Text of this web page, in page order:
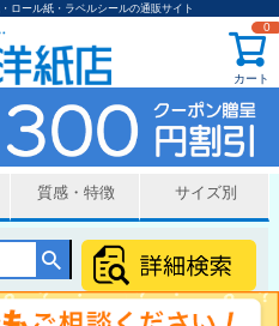
ロール紙・ラベルシールの通販サイト
カート
0
質感・特徴 サイズ別